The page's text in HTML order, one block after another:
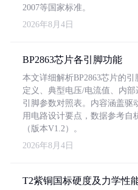
2007等国家标准。
2026年8月4日
BP2863芯片各引脚功能
本文详细解析BP2863芯片的
定义、典型电压/电流值、内
引脚参数对照表。内容涵盖驱
用电路设计要点，数据参考自
（版本V1.2）。
2026年8月4日
T2紫铜国标硬度及力学性